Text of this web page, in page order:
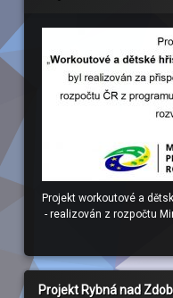
Projekt workoutové a
- realizován z rozpočtu
Projekt Rybná nad